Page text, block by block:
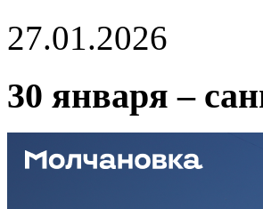
27.01.2026
30 января –